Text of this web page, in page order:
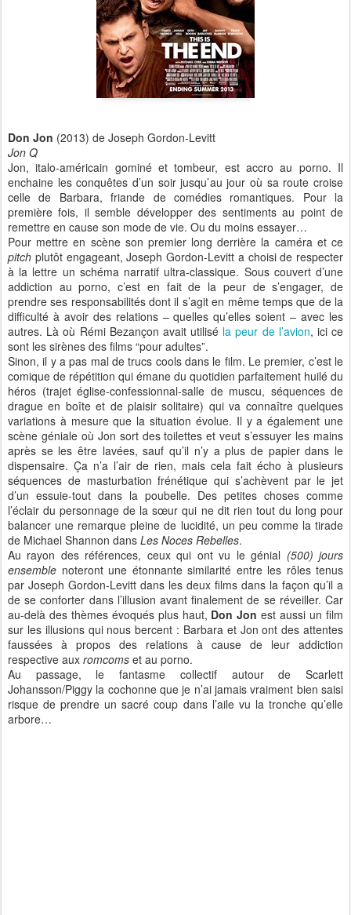
Don Jon (2013) de Joseph Gordon-Levitt
Jon Q
Jon, italo-américain gominé et tombeur, est accro au porno. Il
enchaine les conquêtes d’un soir jusqu’au jour où sa route croise
celle de Barbara, friande de comédies romantiques. Pour la
première fois, il semble développer des sentiments au point de
remettre en cause son mode de vie. Ou du moins essayer…
Pour mettre en scène son premier long derrière la caméra et ce
pitch plutôt engageant, Joseph Gordon-Levitt a choisi de respecter
à la lettre un schéma narratif ultra-classique. Sous couvert d’une
addiction au porno, c’est en fait de la peur de s’engager, de
prendre ses responsabilités dont il s’agit en même temps que de la
difficulté à avoir des relations – quelles qu’elles soient – avec les
autres. Là où Rémi Bezançon avait utilisé la peur de l’avion, ici ce
sont les sirènes des films “pour adultes”.
Sinon, il y a pas mal de trucs cools dans le film. Le premier, c’est le
comique de répétition qui émane du quotidien parfaitement huilé du
héros (trajet église-confessionnal-salle de muscu, séquences de
drague en boîte et de plaisir solitaire) qui va connaître quelques
variations à mesure que la situation évolue. Il y a également une
scène géniale où Jon sort des toilettes et veut s’essuyer les mains
après se les être lavées, sauf qu’il n’y a plus de papier dans le
dispensaire. Ça n’a l’air de rien, mais cela fait écho à plusieurs
séquences de masturbation frénétique qui s’achèvent par le jet
d’un essuie-tout dans la poubelle. Des petites choses comme
l’éclair du personnage de la sœur qui ne dit rien tout du long pour
balancer une remarque pleine de lucidité, un peu comme la tirade
de Michael Shannon dans Les Noces Rebelles.
Au rayon des références, ceux qui ont vu le génial (500) jours
ensemble noteront une étonnante similarité entre les rôles tenus
par Joseph Gordon-Levitt dans les deux films dans la façon qu’il a
de se conforter dans l’illusion avant finalement de se réveiller. Car
au-delà des thèmes évoqués plus haut, Don Jon est aussi un film
sur les illusions qui nous bercent : Barbara et Jon ont des attentes
faussées à propos des relations à cause de leur addiction
respective aux romcoms et au porno.
Au passage, le fantasme collectif autour de Scarlett
Johansson/Piggy la cochonne que je n’ai jamais vraiment bien saisi
risque de prendre un sacré coup dans l’aile vu la tronche qu’elle
arbore…